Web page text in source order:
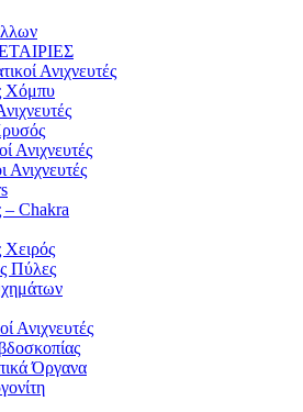
Ανιχνευτές
Χόμπυ
Ανιχνευτές
Ανιχνευτές
– Chakra
Χειρός
Πύλες
Ανιχνευτές
Όργανα